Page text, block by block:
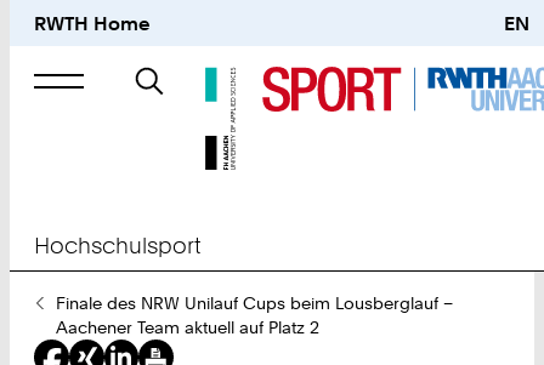
RWTH Home EN
Suche
nach
Hochschulsport
Sie
sind
hier:
Finale des NRW Unilauf Cups beim Lousberglauf –
Aachener Team aktuell auf Platz 2